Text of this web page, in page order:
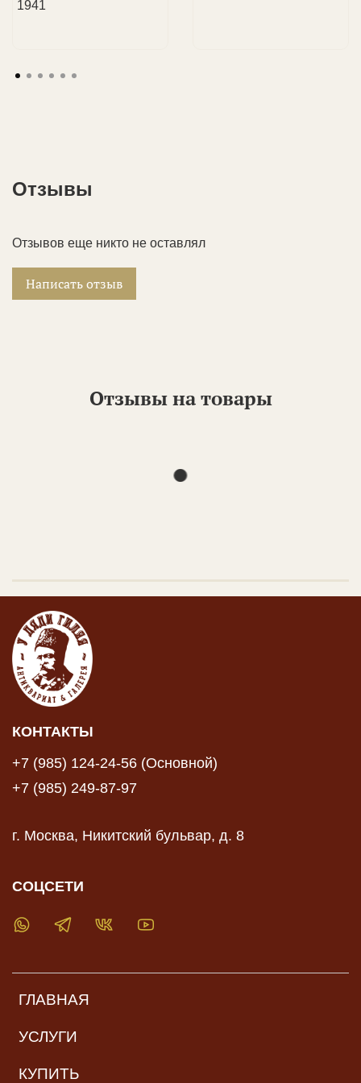
1941
Отзывы
Отзывов еще никто не оставлял
Написать отзыв
Отзывы на товары
ГЛАВНАЯ
УСЛУГИ
КУПИТЬ
КОНТАКТЫ
+7 (985) 124-24-56 (Основной)
+7 (985) 249-87-97
г. Москва, Никитский бульвар, д. 8
СОЦСЕТИ